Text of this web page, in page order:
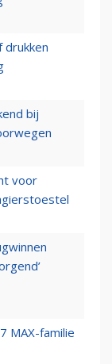
drukken
bij
voor
MAX-familie